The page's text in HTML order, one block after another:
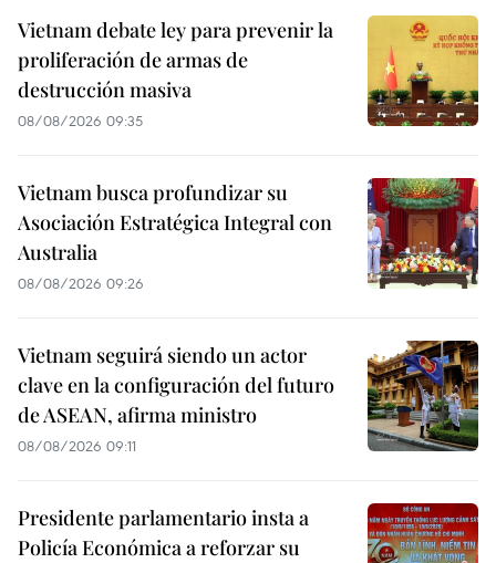
Vietnam debate ley para prevenir la
proliferación de armas de
destrucción masiva
08/08/2026 09:35
Vietnam busca profundizar su
Asociación Estratégica Integral con
Australia
08/08/2026 09:26
Vietnam seguirá siendo un actor
clave en la configuración del futuro
de ASEAN, afirma ministro
08/08/2026 09:11
Presidente parlamentario insta a
Policía Económica a reforzar su